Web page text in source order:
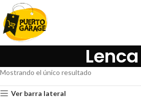
Lenca
Mostrando el único resultado
Ver barra lateral